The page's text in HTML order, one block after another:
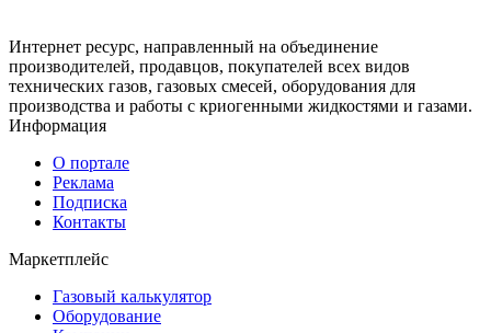
Интернет ресурс, направленный на объединение
производителей, продавцов, покупателей всех видов
технических газов, газовых смесей, оборудования для
производства и работы с криогенными жидкостями и газами.
Информация
О портале
Реклама
Подписка
Контакты
Маркетплейс
Газовый калькулятор
Оборудование